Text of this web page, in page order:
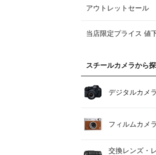
アウトレットセール
当店限定プライス 値
スチールカメラから
デジタルカメラ
フィルムカメラ
交換レンズ・